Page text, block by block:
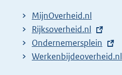
MijnOverheid.nl
E
x
t
Rijksoverheid.nl
E
x
Ondernemersplein
E
Werkenbijdeoverheid.nl